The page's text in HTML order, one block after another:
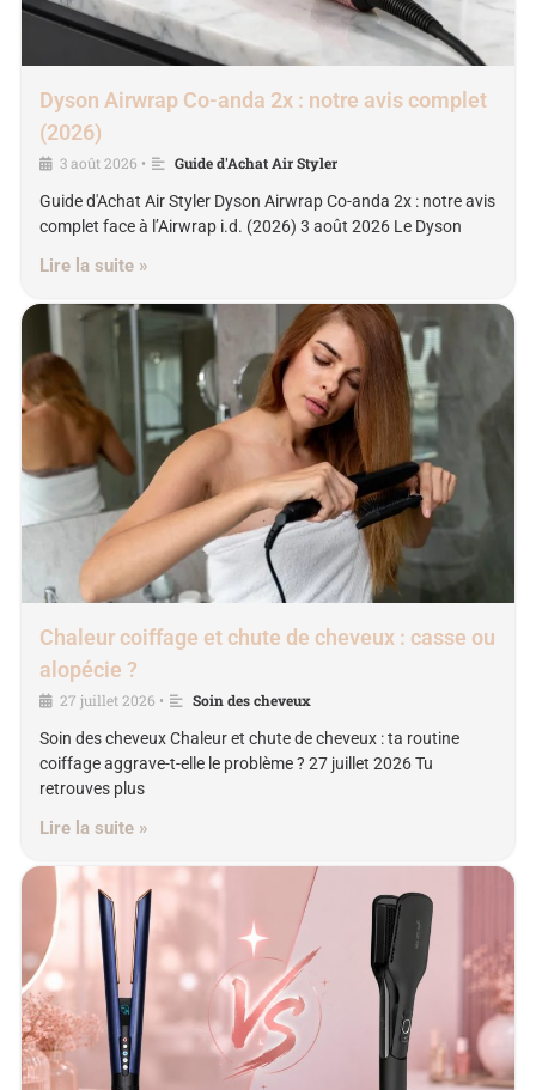
Dyson Airwrap Co-anda 2x : notre avis complet
(2026)
3 août 2026 •
Guide d'Achat Air Styler
Guide d'Achat Air Styler Dyson Airwrap Co-anda 2x : notre avis
complet face à l’Airwrap i.d. (2026) 3 août 2026 Le Dyson
Lire la suite »
Chaleur coiffage et chute de cheveux : casse ou
alopécie ?
27 juillet 2026 •
Soin des cheveux
Soin des cheveux Chaleur et chute de cheveux : ta routine
coiffage aggrave-t-elle le problème ? 27 juillet 2026 Tu
retrouves plus
Lire la suite »